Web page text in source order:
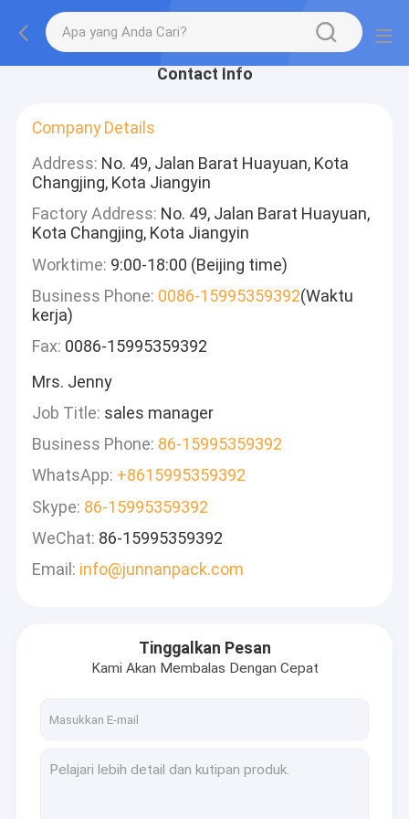
Contact Info
Company Details
Address: No. 49, Jalan Barat Huayuan, Kota
Changjing, Kota Jiangyin
Factory Address: No. 49, Jalan Barat Huayuan,
Kota Changjing, Kota Jiangyin
Worktime: 9:00-18:00 (Beijing time)
Business Phone: 0086-15995359392(Waktu
kerja)
Fax: 0086-15995359392
Mrs. Jenny
Job Title: sales manager
Business Phone: 86-15995359392
WhatsApp: +8615995359392
Skype: 86-15995359392
WeChat: 86-15995359392
Email: info@junnanpack.com
Tinggalkan Pesan
Kami Akan Membalas Dengan Cepat